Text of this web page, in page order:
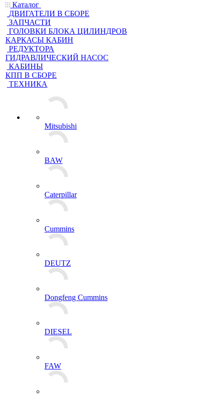
Каталог
ДВИГАТЕЛИ В СБОРЕ
ЗАПЧАСТИ
ГОЛОВКИ БЛОКА ЦИЛИНДРОВ
КАРКАСЫ КАБИН
РЕДУКТОРА
ГИДРАВЛИЧЕСКИЙ НАСОС
КАБИНЫ
КПП В СБОРЕ
ТЕХНИКА
Mitsubishi
BAW
Caterpillar
Cummins
DEUTZ
Dongfeng Cummins
DIESEL
FAW